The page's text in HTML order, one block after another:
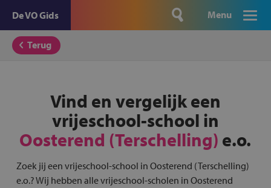
De VO Gids Menu
Terug
Vind en vergelijk een
vrijeschool-school in
Oosterend (Terschelling) e.o.
Zoek jij een vrijeschool-school in Oosterend (Terschelling)
e.o.? Wij hebben alle vrijeschool-scholen in Oosterend